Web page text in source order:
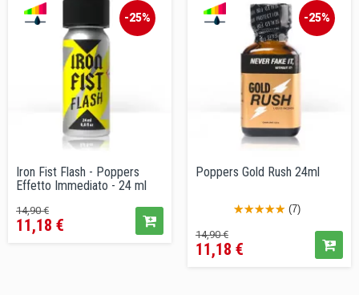
-25%
Iron Fist Flash - Poppers
Effetto Immediato - 24 ml
Prezzo
base
14,90 €Prezzo
11,18 €
-25%
Poppers Gold Rush 24ml
(7)
Prezzo
base
14,90 €Prezzo
11,18 €